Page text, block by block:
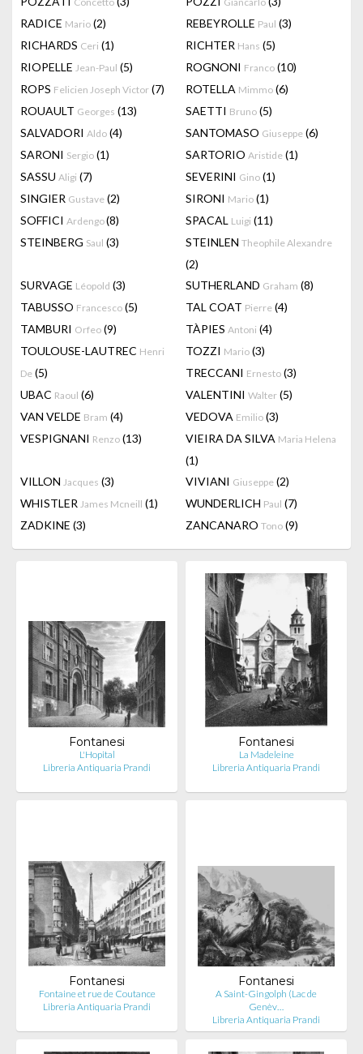
RADICE Mario (2) REBEYROLLE Paul (3)
RICHARDS Ceri (1) RICHTER Hans (5)
RIOPELLE Jean-Paul (5) ROGNONI Franco (10)
ROPS Felicien Joseph Victor (7) ROTELLA Mimmo (6)
ROUAULT Georges (13) SAETTI Bruno (5)
SALVADORI Aldo (4) SANTOMASO Giuseppe (6)
SARONI Sergio (1) SARTORIO Aristide (1)
SASSU Aligi (7) SEVERINI Gino (1)
SINGIER Gustave (2) SIRONI Mario (1)
SOFFICI Ardengo(8) SPACAL Luigi (11)
STEINBERG Saul (3) STEINLEN Theophile Alexandre
(2)
SURVAGE Léopold (3) SUTHERLAND Graham (8)
TABUSSO Francesco (5) TAL COAT Pierre (4)
TAMBURI Orfeo (9) TÀPIES Antoni (4)
TOULOUSE-LAUTREC Henri
De (5)
TOZZI Mario (3)
TRECCANI Ernesto (3)
UBAC Raoul (6) VALENTINI Walter (5)
VAN VELDE Bram (4) VEDOVA Emilio (3)
VESPIGNANI Renzo (13) VIEIRA DA SILVA Maria Helena
(1)
VILLON Jacques (3) VIVIANI Giuseppe (2)
WHISTLER James Mcneill (1) WUNDERLICH Paul (7)
ZADKINE (3) ZANCANARO Tono (9)
Fontanesi
L'Hopital
Libreria Antiquaria Prandi
Fontanesi
La Madeleine
Libreria Antiquaria Prandi
Fontanesi
Fontaine et rue de Coutance
Libreria Antiquaria Prandi
Fontanesi
A Saint-Gingolph (Lac de
Genèv…
Libreria Antiquaria Prandi